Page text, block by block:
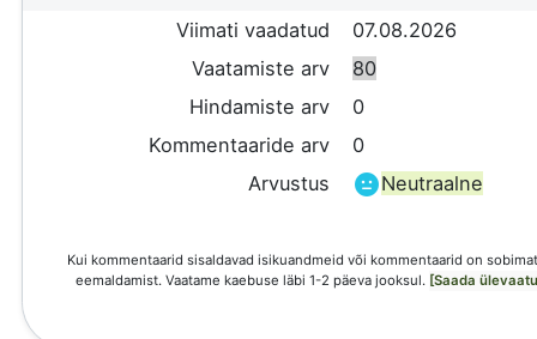
Viimati vaadatud
07.08.2026
Vaatamiste arv
80
Hindamiste arv
0
Kommentaaride arv
0
Arvustus
Neutraalne
Kui kommentaarid sisaldavad isikuandmeid või kommentaarid on
eemaldamist. Vaatame kaebuse läbi 1-2 päeva jooksul. [Saada